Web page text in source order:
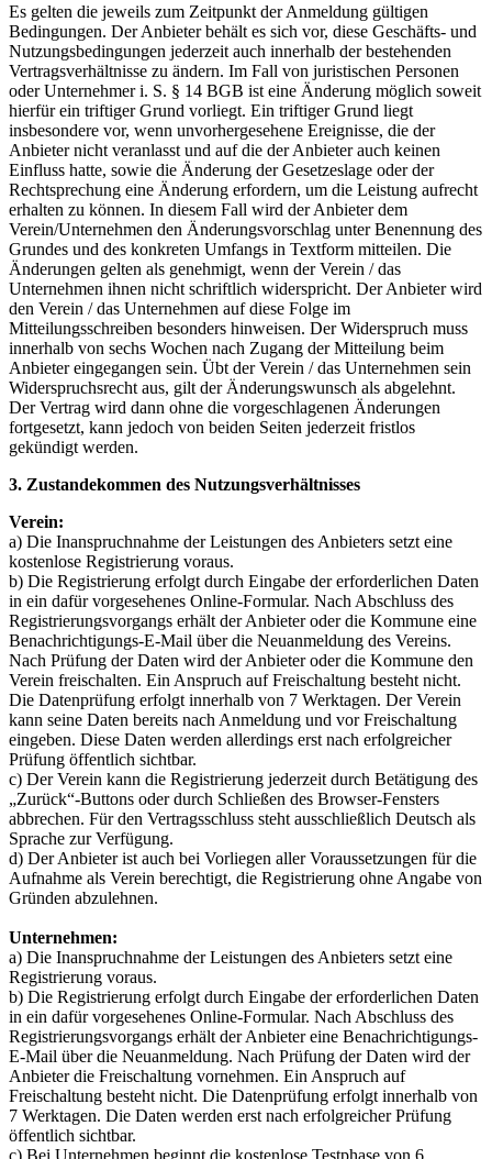
Es gelten die jeweils zum Zeitpunkt der Anmeldung gültigen
Bedingungen. Der Anbieter behält es sich vor, diese Geschäfts- und
Nutzungsbedingungen jederzeit auch innerhalb der bestehenden
Vertragsverhältnisse zu ändern. Im Fall von juristischen Personen
oder Unternehmer i. S. § 14 BGB ist eine Änderung möglich soweit
hierfür ein triftiger Grund vorliegt. Ein triftiger Grund liegt
insbesondere vor, wenn unvorhergesehene Ereignisse, die der
Anbieter nicht veranlasst und auf die der Anbieter auch keinen
Einfluss hatte, sowie die Änderung der Gesetzeslage oder der
Rechtsprechung eine Änderung erfordern, um die Leistung aufrecht
erhalten zu können. In diesem Fall wird der Anbieter dem
Verein/Unternehmen den Änderungsvorschlag unter Benennung des
Grundes und des konkreten Umfangs in Textform mitteilen. Die
Änderungen gelten als genehmigt, wenn der Verein / das
Unternehmen ihnen nicht schriftlich widerspricht. Der Anbieter wird
den Verein / das Unternehmen auf diese Folge im
Mitteilungsschreiben besonders hinweisen. Der Widerspruch muss
innerhalb von sechs Wochen nach Zugang der Mitteilung beim
Anbieter eingegangen sein. Übt der Verein / das Unternehmen sein
Widerspruchsrecht aus, gilt der Änderungswunsch als abgelehnt.
Der Vertrag wird dann ohne die vorgeschlagenen Änderungen
fortgesetzt, kann jedoch von beiden Seiten jederzeit fristlos
gekündigt werden.
3. Zustandekommen des Nutzungsverhältnisses
Verein:
a) Die Inanspruchnahme der Leistungen des Anbieters setzt eine
kostenlose Registrierung voraus.
b) Die Registrierung erfolgt durch Eingabe der erforderlichen Daten
in ein dafür vorgesehenes Online-Formular. Nach Abschluss des
Registrierungsvorgangs erhält der Anbieter oder die Kommune eine
Benachrichtigungs-E-Mail über die Neuanmeldung des Vereins.
Nach Prüfung der Daten wird der Anbieter oder die Kommune den
Verein freischalten. Ein Anspruch auf Freischaltung besteht nicht.
Die Datenprüfung erfolgt innerhalb von 7 Werktagen. Der Verein
kann seine Daten bereits nach Anmeldung und vor Freischaltung
eingeben. Diese Daten werden allerdings erst nach erfolgreicher
Prüfung öffentlich sichtbar.
c) Der Verein kann die Registrierung jederzeit durch Betätigung des
„Zurück“-Buttons oder durch Schließen des Browser-Fensters
abbrechen. Für den Vertragsschluss steht ausschließlich Deutsch als
Sprache zur Verfügung.
d) Der Anbieter ist auch bei Vorliegen aller Voraussetzungen für die
Aufnahme als Verein berechtigt, die Registrierung ohne Angabe von
Gründen abzulehnen.
Unternehmen:
a) Die Inanspruchnahme der Leistungen des Anbieters setzt eine
Registrierung voraus.
b) Die Registrierung erfolgt durch Eingabe der erforderlichen Daten
in ein dafür vorgesehenes Online-Formular. Nach Abschluss des
Registrierungsvorgangs erhält der Anbieter eine Benachrichtigungs-
E-Mail über die Neuanmeldung. Nach Prüfung der Daten wird der
Anbieter die Freischaltung vornehmen. Ein Anspruch auf
Freischaltung besteht nicht. Die Datenprüfung erfolgt innerhalb von
7 Werktagen. Die Daten werden erst nach erfolgreicher Prüfung
öffentlich sichtbar.
c) Bei Unternehmen beginnt die kostenlose Testphase von 6